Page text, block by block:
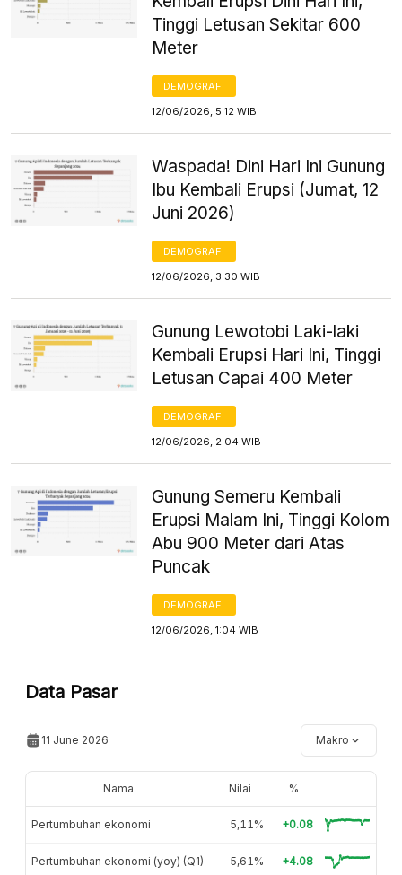
Tinggi Letusan Sekitar 600
Meter
DEMOGRAFI
12/06/2026, 5:12 WIB
Waspada! Dini Hari Ini Gunung
Ibu Kembali Erupsi (Jumat, 12
Juni 2026)
DEMOGRAFI
12/06/2026, 3:30 WIB
Gunung Lewotobi Laki-laki
Kembali Erupsi Hari Ini, Tinggi
Letusan Capai 400 Meter
DEMOGRAFI
12/06/2026, 2:04 WIB
Gunung Semeru Kembali
Erupsi Malam Ini, Tinggi Kolom
Abu 900 Meter dari Atas
Puncak
DEMOGRAFI
12/06/2026, 1:04 WIB
Data Pasar
11 June 2026 Makro
Nama Nilai %
Pertumbuhan ekonomi 5,11% +0.08
Pertumbuhan ekonomi (yoy) (Q1) 5,61% +4.08